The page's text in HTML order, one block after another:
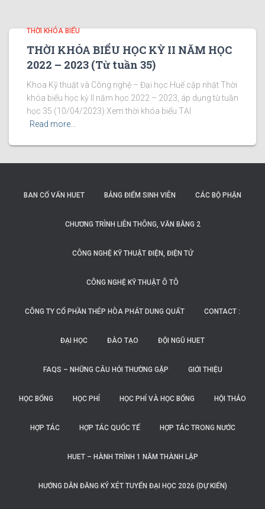
THỜI KHÓA BIỂU
THỜI KHÓA BIỂU HỌC KỲ II NĂM HỌC
2022 – 2023 (Từ tuần 35)
Khoa Kỹ thuật và Công nghệ – Đại học Huế cập nhật Thời
khóa biểu học kỳ II năm học 2022 – 2023, áp dụng từ tuần
học 35 (10/04/2023) Xem thời khóa biểu TẠI
Read more…
BAN CỐ VẤN HUET BẢNG ĐIỂM SINH VIÊN CÁC BỘ PHẬN
CHƯƠNG TRÌNH LIÊN THÔNG, VĂN BẰNG 2
CÔNG NGHỆ KỸ THUẬT ĐIỆN, ĐIỆN TỬ
CÔNG NGHỆ KỸ THUẬT Ô TÔ
CÔNG TY CỔ PHẦN THÉP HÒA PHÁT DUNG QUẤT CONTACT :
ĐẠI HỌC ĐÀO TẠO ĐỘI NGŨ HUET
FAQS – NHỮNG CÂU HỎI THƯỜNG GẶP GIỚI THIỆU
HỌC BỔNG HỌC PHÍ HỌC PHÍ VÀ HỌC BỔNG HỘI THẢO
HỢP TÁC HỢP TÁC QUỐC TẾ HỢP TÁC TRONG NƯỚC
HUET – HÀNH TRÌNH 1 NĂM THÀNH LẬP
HƯỚNG DẪN ĐĂNG KÝ XÉT TUYỂN ĐẠI HỌC 2026 (DỰ KIẾN)